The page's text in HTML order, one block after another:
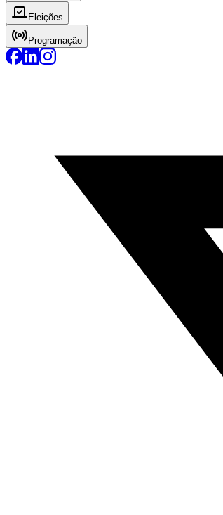
Eleições
Programação